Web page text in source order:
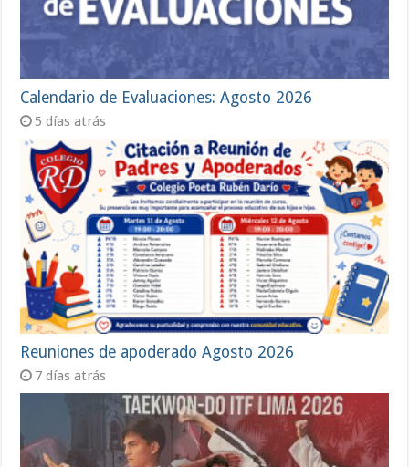
Calendario de Evaluaciones: Agosto 2026
5 días atrás
Reuniones de apoderado Agosto 2026
7 días atrás